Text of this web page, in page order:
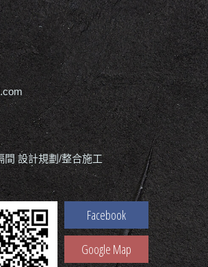
間 設計規劃/整合施工
Facebook
Google Map